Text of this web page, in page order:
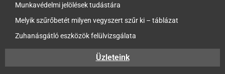
Munkavédelmi jelölések tudástára
Melyik szűrőbetét milyen vegyszert szűr ki – táblázat
Zuhanásgátló eszközök felülvizsgálata
Üzleteink